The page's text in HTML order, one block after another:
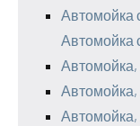
Автомойка
Автомойка